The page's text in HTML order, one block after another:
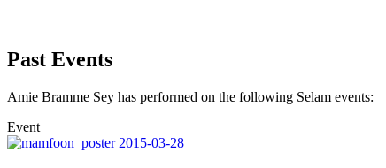
Past Events
Amie Bramme Sey has performed on the following Selam events:
Event
2015-03-28